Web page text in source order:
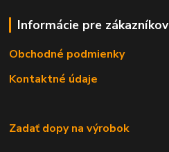
Informácie pre zákazníkov
Obchodné podmienky
Kontaktné údaje
Zadať dopy na výrobok